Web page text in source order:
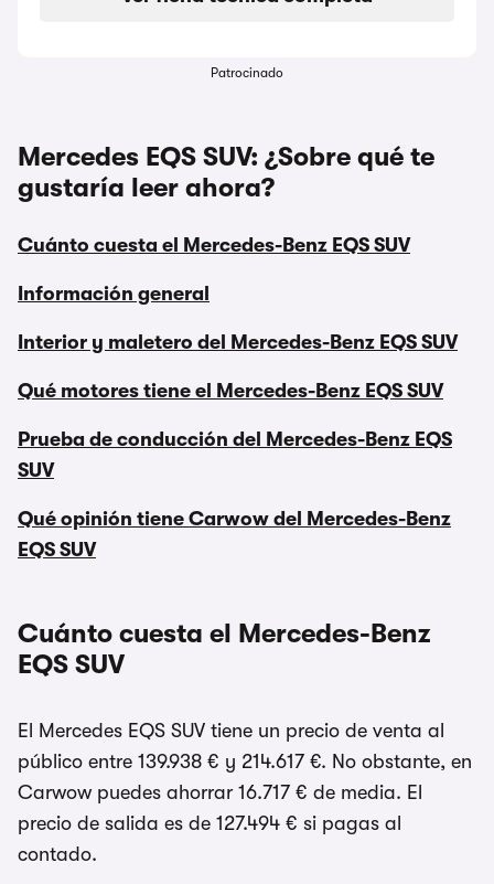
Patrocinado
Mercedes EQS SUV: ¿Sobre qué te
gustaría leer ahora?
Cuánto cuesta el Mercedes-Benz EQS SUV
Información general
Interior y maletero del Mercedes-Benz EQS SUV
Qué motores tiene el Mercedes-Benz EQS SUV
Prueba de conducción del Mercedes-Benz EQS
SUV
Qué opinión tiene Carwow del Mercedes-Benz
EQS SUV
Cuánto cuesta el Mercedes-Benz
EQS SUV
El Mercedes EQS SUV tiene un precio de venta al
público entre 139.938 € y 214.617 €. No obstante, en
Carwow puedes ahorrar 16.717 € de media. El
precio de salida es de 127.494 € si pagas al
contado.